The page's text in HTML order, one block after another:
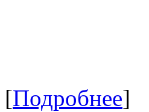
[Подробнее]